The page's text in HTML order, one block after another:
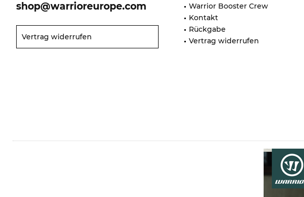
shop@warrioreurope.com
Vertrag widerrufen
Warrior Booster Crew
Kontakt
Rückgabe
Vertrag widerrufen